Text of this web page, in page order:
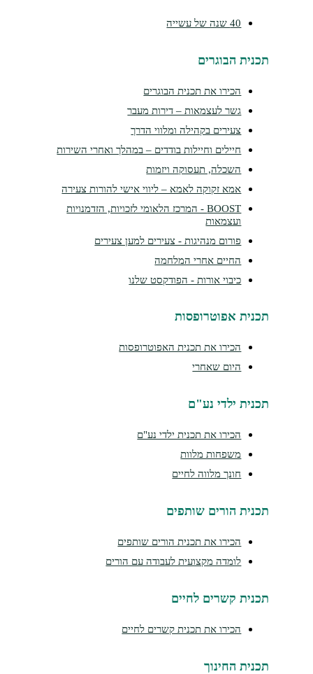
הבוגרים
הכירו את תכנית הבוגרים
גשר לעצמאות – דירות מעבר
צעירים בקהילה ומלווי הדרך
חיילים וחיילות בודדים – במהלך ואחרי השירות
השכלה, תעסוקה ויזמות
אמא זקוקה לאמא – ליווי אישי להורות צעירה
BOOST - המרכז הלאומי לזכויות, הזדמנויות
פורום מנהיגות - צעירים למען צעירים
החיים אחרי המלחמה
כיבוי אורות - הפודקסט שלנו
אפוטרופסות
הכירו את תכנית האפוטרופסות
היום שאחרי
ילדי נע"ם
הכירו את תכנית ילדי נע"ם
משפחות מלוות
חונך מלווה לחיים
הורים שותפים
הכירו את תכנית הורים שותפים
לומדה מקצועית לעבודה עם הורים
קשרים לחיים
הכירו את תכנית קשרים לחיים
החינוך